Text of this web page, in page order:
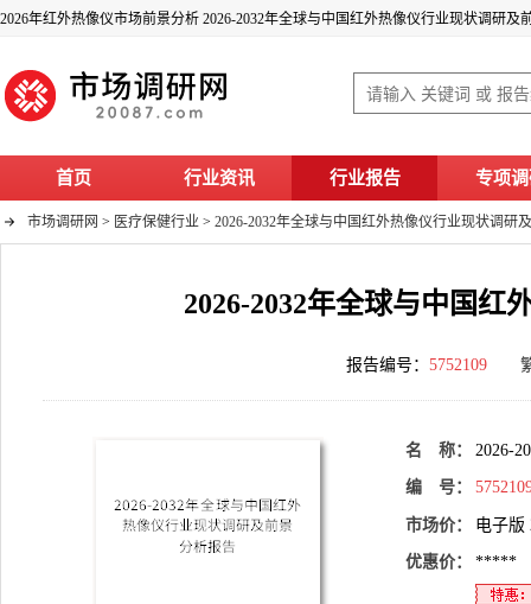
2026年红外热像仪市场前景分析 2026-2032年全球与中国红外热像仪行业现状调研及
首页 行业资讯 行业报告 专项
市场调研网 > 医疗保健行业 > 2026-2032年全球与中国红外热像仪行业现状调研
2026-2032年全球与中国红
报告编号： 5752109
名 称： 2026-
编 号：
市场价： 电子版
优惠价： *****